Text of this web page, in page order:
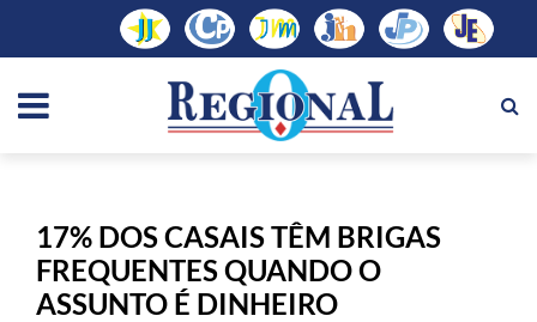
17% DOS CASAIS TÊM BRIGAS
FREQUENTES QUANDO O
ASSUNTO É DINHEIRO